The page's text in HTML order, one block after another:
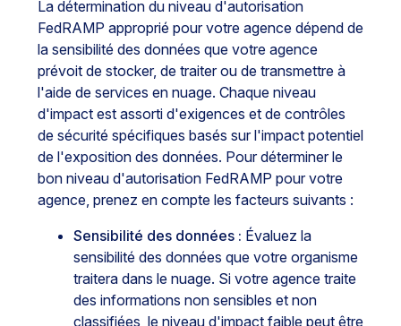
La détermination du niveau d'autorisation
FedRAMP approprié pour votre agence dépend de
la sensibilité des données que votre agence
prévoit de stocker, de traiter ou de transmettre à
l'aide de services en nuage. Chaque niveau
d'impact est assorti d'exigences et de contrôles
de sécurité spécifiques basés sur l'impact potentiel
de l'exposition des données. Pour déterminer le
bon niveau d'autorisation FedRAMP pour votre
agence, prenez en compte les facteurs suivants :
Sensibilité des données : Évaluez la
sensibilité des données que votre organisme
traitera dans le nuage. Si votre agence traite
des informations non sensibles et non
classifiées, le niveau d'impact faible peut être